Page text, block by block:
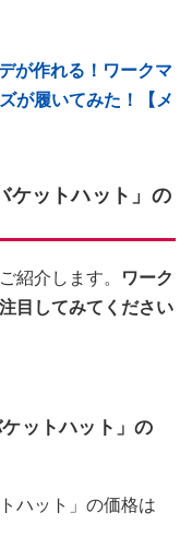
が作れる！ワークマ
が履いてみた！【メ
ケットハット」の
紹介します。
ワーク
目してみてください
ットハット」の
ハット」の価格は